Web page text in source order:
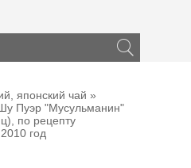
японский чай »
Пуэр "Мусульманин"
по рецепту
год